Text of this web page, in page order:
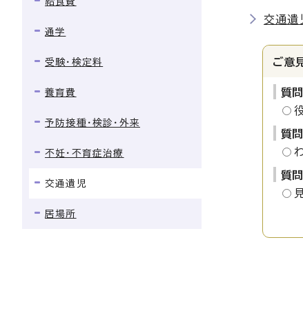
交通遺
ご意
質
質
質
通学
受験・検定料
養育費
予防接種・検診・外来
不妊・不育症治療
交通遺児
居場所